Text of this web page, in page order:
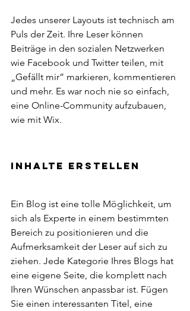
Jedes unserer Layouts ist technisch am
Puls der Zeit. Ihre Leser können
Beiträge in den sozialen Netzwerken
wie Facebook und Twitter teilen, mit
„Gefällt mir” markieren, kommentieren
und mehr. Es war noch nie so einfach,
eine Online-Community aufzubauen,
wie mit Wix.
Inhalte erstellen
Ein Blog ist eine tolle Möglichkeit, um
sich als Experte in einem bestimmten
Bereich zu positionieren und die
Aufmerksamkeit der Leser auf sich zu
ziehen. Jede Kategorie Ihres Blogs hat
eine eigene Seite, die komplett nach
Ihren Wünschen anpassbar ist. Fügen
Sie einen interessanten Titel, eine